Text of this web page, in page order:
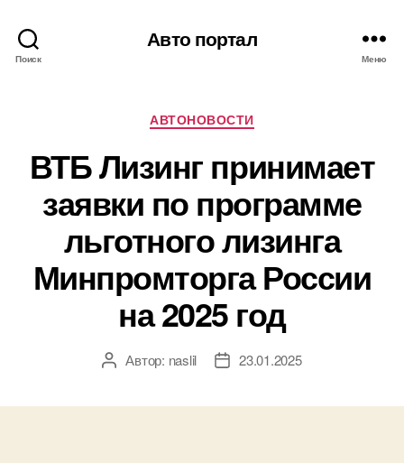
Поиск
Авто портал
Меню
Рубрики
АВТОНОВОСТИ
ВТБ Лизинг принимает
заявки по программе
льготного лизинга
Минпромторга России
на 2025 год
АвторАвтор: naslil
Дата23.01.2025